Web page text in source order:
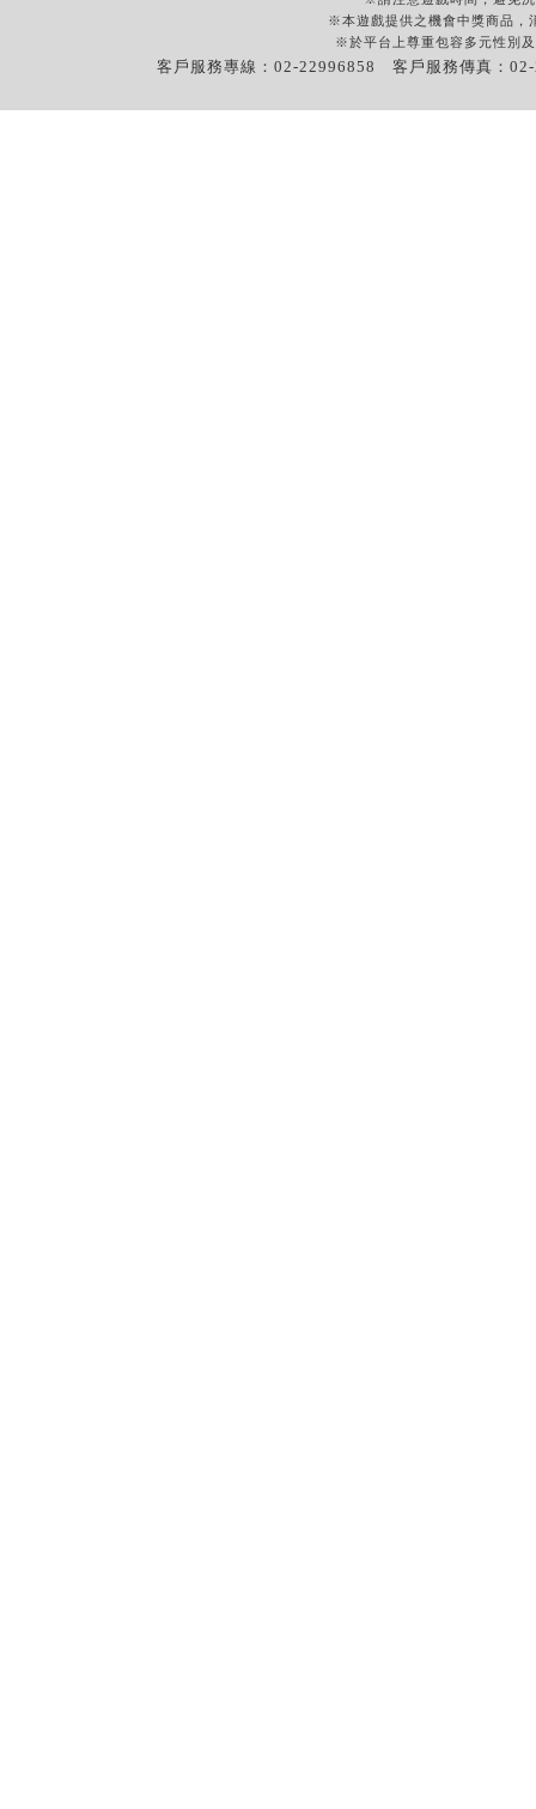
※本遊戲提供之機會中獎商品，
※於平台上尊重包容多元性別
客戶服務專線：02-22996858 客戶服務傳真：